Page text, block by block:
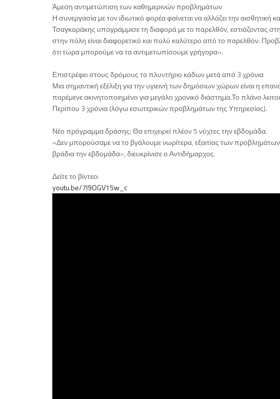
Άμεση αντιμετώπιση των καθημερινών προβλημάτων
Η συνεργασία με τον ιδιωτικό φορέα φαίνεται να αλλάζει την
Τσαγκαράκης υπογράμμισε τη διαφορά με το παρελθόν, εστιάζοντας
στην πόλη είναι διαφορετικό και πολύ καλύτερο από το παρελθόν.
ότι τώρα μπορούμε να τα αντιμετωπίσουμε γρήγορα».
Επιστρέφει στους δρόμους το πλυντήριο κάδων μετά από 3 χρόνια
Μια σημαντική εξέλιξη για την υγιεινή των δημόσιων χώρων είναι η
παρέμενε ακινητοποιημένο για μεγάλο χρονικό διάστημα.Το πλάνο
Περίπου 3 χρόνια (λόγω εσωτερικών προβλημάτων της Υπηρεσίας).
Νέο πρόγραμμα δράσης: Θα επιχειρεί πλέον 5 νύχτες την εβδομάδα.
«Δεν μπορούσαμε να το βγάλουμε νωρίτερα, εξαιτίας των
βράδια την εβδομάδα», διευκρίνισε ο Αντιδήμαρχος.
Δείτε το βίντεο:
youtu.be/7l9OGV15w_c